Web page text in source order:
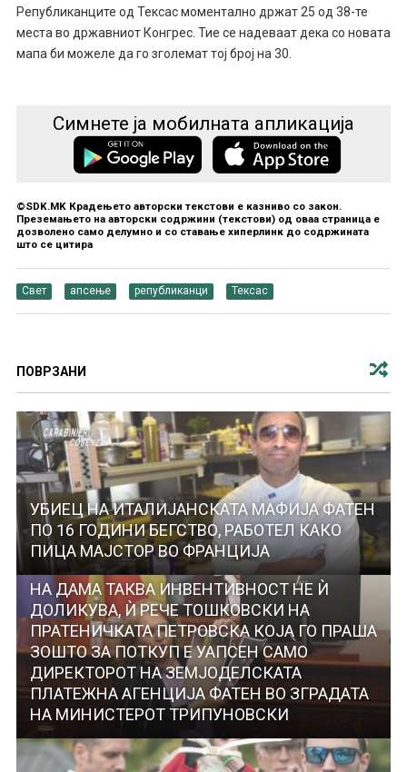
Републиканците од Тексас моментално држат 25 од 38-те
места во државниот Конгрес. Тие се надеваат дека со новата
мапа би можеле да го зголемат тој број на 30.
Симнете ја мобилната апликација
©SDK.MK Крадењето авторски текстови е казниво со закон.
Преземањето на авторски содржини (текстови) од оваа страница е
дозволено само делумно и со ставање хиперлинк до содржината
што се цитира
Свет апсење републиканци Тексас
ПОВРЗАНИ
УБИЕЦ НА ИТАЛИЈАНСКАТА МАФИЈА ФАТЕН
ПО 16 ГОДИНИ БЕГСТВО, РАБОТЕЛ КАКО
ПИЦА МАЈСТОР ВО ФРАНЦИЈА
НА ДАМА ТАКВА ИНВЕНТИВНОСТ НЕ Ѝ
ДОЛИКУВА, Ѝ РЕЧЕ ТОШКОВСКИ НА
ПРАТЕНИЧКАТА ПЕТРОВСКА КОЈА ГО ПРАША
ЗОШТО ЗА ПОТКУП Е УАПСЕН САМО
ДИРЕКТОРОТ НА ЗЕМЈОДЕЛСКАТА
ПЛАТЕЖНА АГЕНЦИЈА ФАТЕН ВО ЗГРАДАТА
НА МИНИСТЕРОТ ТРИПУНОВСКИ